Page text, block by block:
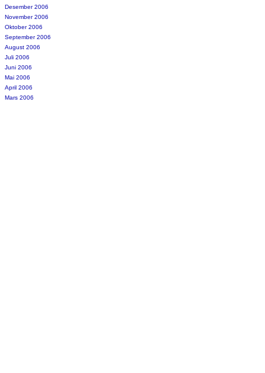
Desember 2006
November 2006
Oktober 2006
September 2006
August 2006
Juli 2006
Juni 2006
Mai 2006
April 2006
Mars 2006